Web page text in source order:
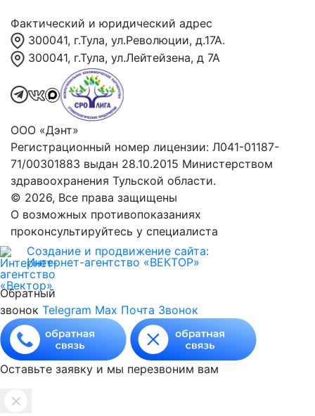
Фактический и юридический адрес
300041, г.Тула, ул.Революции, д.17А.
300041, г.Тула, ул.Лейтейзена, д 7А
ООО «Дэнт»
Регистрационный номер лицензии: Л041-01187-
71/00301883 выдан 28.10.2015 Министерством
здравоохранения Тульской области.
© 2026, Все права защищены
О возможных противопоказаниях
проконсультируйтесь у специалиста
Создание и продвижение сайта:
Интернет-агентство «ВЕКТОР»
Обратный
звонок Telegram Max Почта Звонок
Оставьте заявку и мы перезвоним вам